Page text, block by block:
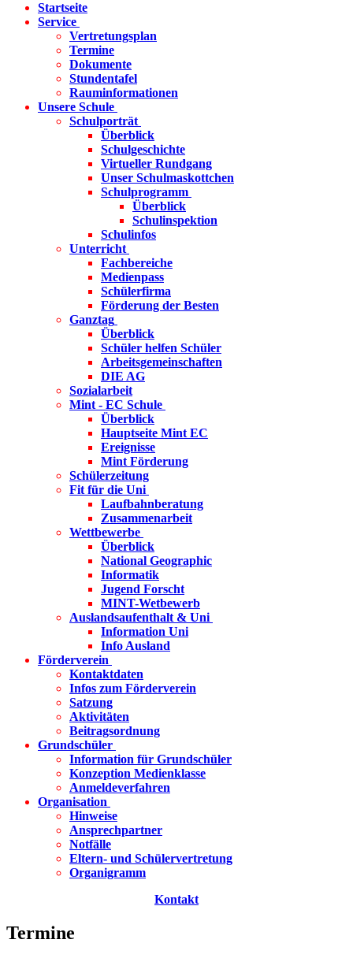
Startseite
Service
Vertretungsplan
Termine
Dokumente
Stundentafel
Rauminformationen
Unsere Schule
Schulporträt
Überblick
Schulgeschichte
Virtueller Rundgang
Unser Schulmaskottchen
Schulprogramm
Überblick
Schulinspektion
Schulinfos
Unterricht
Fachbereiche
Medienpass
Schülerfirma
Förderung der Besten
Ganztag
Überblick
Schüler helfen Schüler
Arbeitsgemeinschaften
DIE AG
Sozialarbeit
Mint - EC Schule
Überblick
Hauptseite Mint EC
Ereignisse
Mint Förderung
Schülerzeitung
Fit für die Uni
Laufbahnberatung
Zusammenarbeit
Wettbewerbe
Überblick
National Geographic
Informatik
Jugend Forscht
MINT-Wetbewerb
Auslandsaufenthalt & Uni
Information Uni
Info Ausland
Förderverein
Kontaktdaten
Infos zum Förderverein
Satzung
Aktivitäten
Beitragsordnung
Grundschüler
Information für Grundschüler
Konzeption Medienklasse
Anmeldeverfahren
Organisation
Hinweise
Ansprechpartner
Notfälle
Eltern- und Schülervertretung
Organigramm
Kontakt
Termine